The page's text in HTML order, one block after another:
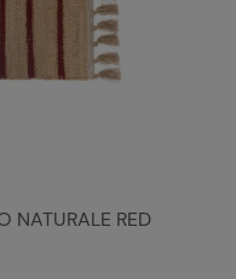
NATURALE RED